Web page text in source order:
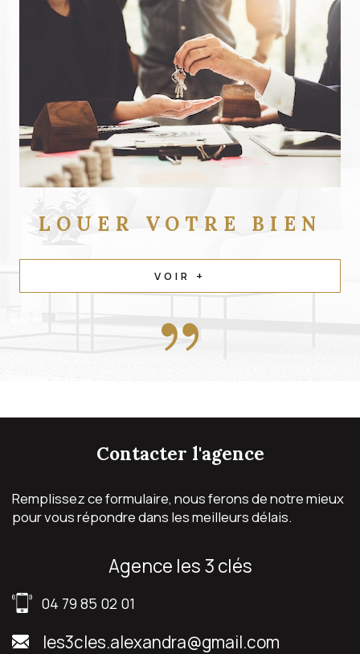
LOUER VOTRE BIEN
VOIR +
contacter l'agence
Remplissez ce formulaire, nous ferons de notre mieux
pour vous répondre dans les meilleurs délais.
agence les 3 clés
04 79 85 02 01
les3cles.alexandra@gmail.com